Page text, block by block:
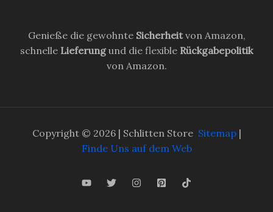
Genieße die gewohnte Sicherheitvon Amazon,
schnelle Lieferungund die flexible Rückgabepolitik
von Amazon.
Copyright © 2026 | Schlitten Store Sitemap|
Finde Uns auf dem Web